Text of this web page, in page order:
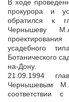
В ходе
прокурора и
обратился к
Чернышеву
усадебного
Ботанического
на-Дону.
21.09.1994
Чернышевым
соответствии